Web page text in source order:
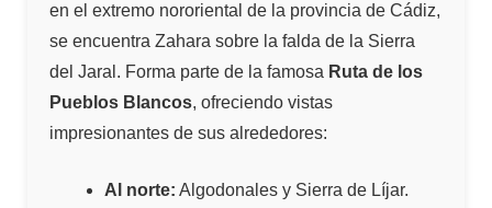
en el extremo nororiental de la provincia de Cádiz,
se encuentra Zahara sobre la falda de la Sierra
del Jaral. Forma parte de la famosa Ruta de los
Pueblos Blancos, ofreciendo vistas
impresionantes de sus alrededores:
Al norte: Algodonales y Sierra de Líjar.